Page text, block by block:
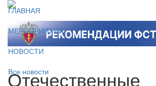
ГЛАВНАЯ
МЕРОПРИЯТИЯ
НОВОСТИ
Все новости
Отечественные